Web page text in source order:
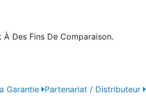
Des Fins De Comparaison.
Garantie Partenariat / Distributeur